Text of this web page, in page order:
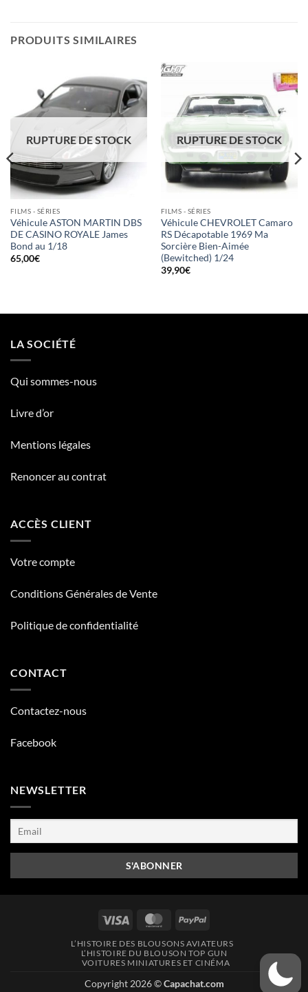
PRODUITS SIMILAIRES
RUPTURE DE STOCK
FILMS - SÉRIES
Véhicule ASTON MARTIN DBS
DE CASINO ROYALE James
Bond au 1/18
65,00€
RUPTURE DE STOCK
FILMS - SÉRIES
Véhicule CHEVROLET Camaro
RS Décapotable 1969 Ma
Sorcière Bien-Aimée
(Bewitched) 1/24
39,90€
LA SOCIÉTÉ
Qui sommes-nous
Livre d’or
Mentions légales
Renoncer au contrat
ACCÈS CLIENT
Votre compte
Conditions Générales de Vente
Politique de confidentialité
CONTACT
Contactez-nous
Facebook
NEWSLETTER
Visa MasterCardPayPal
L’HISTOIRE DES BLOUSONS AVIATEURS
L’HISTOIRE DU BLOUSON TOP GUN
VOITURES MINIATURES ET CINÉMA
Copyright 2026 ©Capachat.com